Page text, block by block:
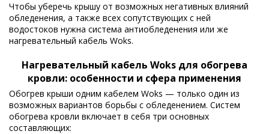
Чтобы уберечь крышу от возможных негативных влияний
обледенения, а также всех сопутствующих с ней
водостоков нужна система антиобледенения или же
нагревательный кабель Woks.
Нагревательный кабель Woks для обогрева
кровли: особенности и сфера применения
Обогрев крыши одним кабелем Woks — только один из
возможных вариантов борьбы с обледенением. Систем
обогрева кровли включает в себя три основных
составляющих: